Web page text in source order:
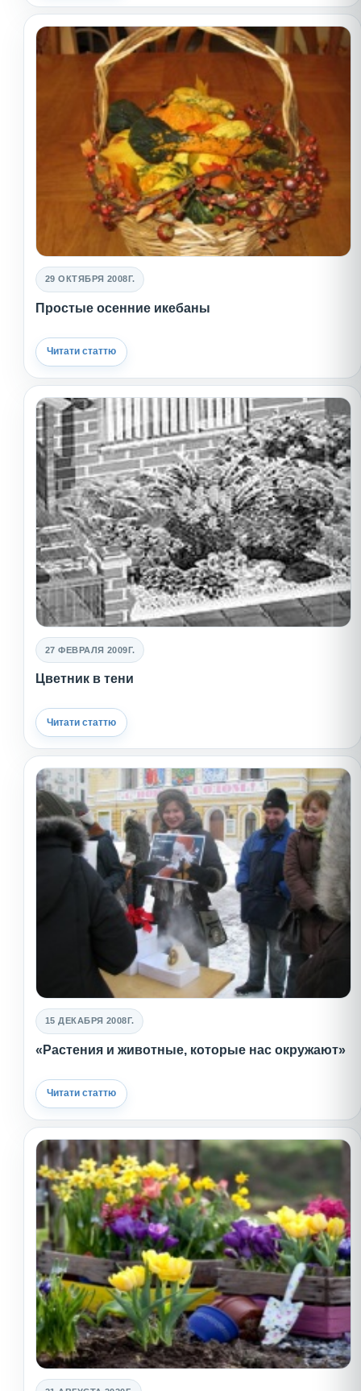
29 ОКТЯБРЯ 2008Г.
Простые осенние икебаны
Читати статтю
27 ФЕВРАЛЯ 2009Г.
Цветник в тени
Читати статтю
15 ДЕКАБРЯ 2008Г.
«Растения и животные, которые нас окружают»
Читати статтю